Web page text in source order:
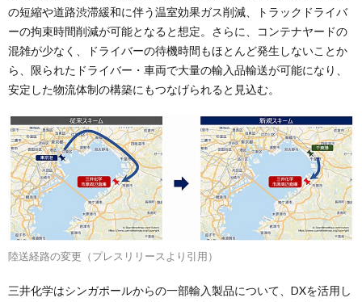
の短縮や道路渋滞緩和に伴う温室効果ガス削減、トラックドライバ
ーの拘束時間削減が可能となると想定。さらに、コンテナヤードの
混雑が少なく、ドライバーの待機時間もほとんど発生しないことか
ら、限られたドライバー・車両で大量の輸入品輸送が可能になり、
安定した物流体制の構築にもつなげられると見込む。
陸送経路の変更（プレスリリースより引用）
三井化学はシンガポールからの一部輸入製品について、DXを活用し